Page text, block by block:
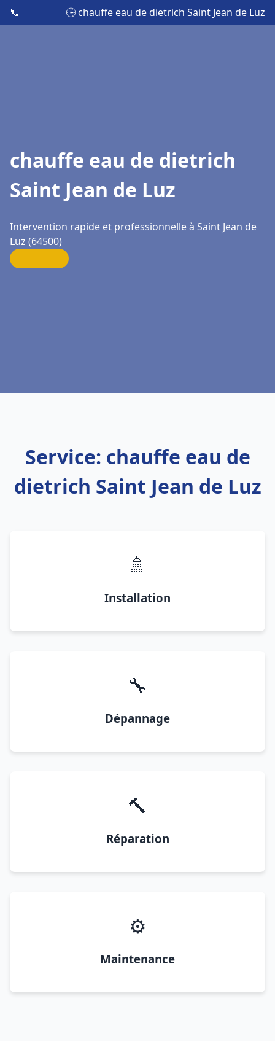
📞 🕒 chauffe eau de dietrich Saint Jean de Luz
chauffe eau de dietrich
Saint Jean de Luz
Intervention rapide et professionnelle à Saint Jean de
Luz (64500)
Service: chauffe eau de
dietrich Saint Jean de Luz
🚿
Installation
🔧
Dépannage
🔨
Réparation
⚙️
Maintenance